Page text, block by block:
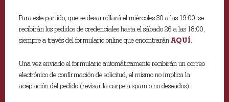
Para este partido, que se desarrollará el miércoles 30 a las 19:00, se
recibirán los pedidos de credenciales hasta el sábado 26 a las 18:00,
siempre a través del formulario online que encontraránAQUÍ.
Una vez enviado el formulario automáticamente recibirán un correo
electrónico de confirmación de solicitud, el mismo no implica la
aceptación del pedido (revisar la carpeta spam o no deseados).